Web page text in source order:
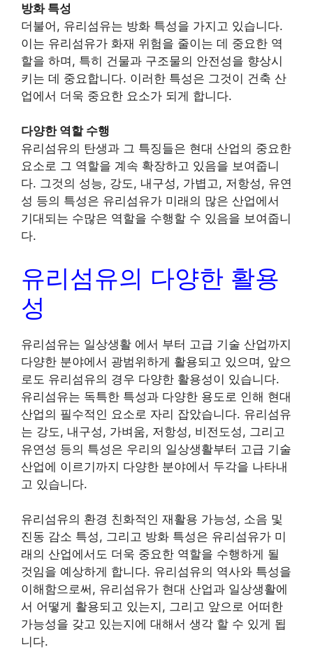
방화 특성
더불어, 유리섬유는 방화 특성을 가지고 있습니다.
이는 유리섬유가 화재 위험을 줄이는 데 중요한 역
할을 하며, 특히 건물과 구조물의 안전성을 향상시
키는 데 중요합니다. 이러한 특성은 그것이 건축 산
업에서 더욱 중요한 요소가 되게 합니다.
다양한 역할 수행
유리섬유의 탄생과 그 특징들은 현대 산업의 중요한
요소로 그 역할을 계속 확장하고 있음을 보여줍니
다. 그것의 성능, 강도, 내구성, 가볍고, 저항성, 유연
성 등의 특성은 유리섬유가 미래의 많은 산업에서
기대되는 수많은 역할을 수행할 수 있음을 보여줍니
다.
유리섬유의 다양한 활용
성
유리섬유는 일상생활 에서 부터 고급 기술 산업까지
다양한 분야에서 광범위하게 활용되고 있으며, 앞으
로도 유리섬유의 경우 다양한 활용성이 있습니다.
유리섬유는 독특한 특성과 다양한 용도로 인해 현대
산업의 필수적인 요소로 자리 잡았습니다. 유리섬유
는 강도, 내구성, 가벼움, 저항성, 비전도성, 그리고
유연성 등의 특성은 우리의 일상생활부터 고급 기술
산업에 이르기까지 다양한 분야에서 두각을 나타내
고 있습니다.
유리섬유의 환경 친화적인 재활용 가능성, 소음 및
진동 감소 특성, 그리고 방화 특성은 유리섬유가 미
래의 산업에서도 더욱 중요한 역할을 수행하게 될
것임을 예상하게 합니다. 유리섬유의 역사와 특성을
이해함으로써, 유리섬유가 현대 산업과 일상생활에
서 어떻게 활용되고 있는지, 그리고 앞으로 어떠한
가능성을 갖고 있는지에 대해서 생각 할 수 있게 됩
니다.